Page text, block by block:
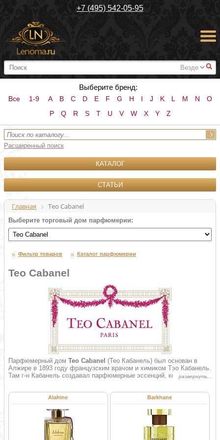
+7 (495) 542-05-95
#
Выберите бренд:
Все 1-9 A B C D E F G H I J K L M N
O
P
Q R S T U V W X Y Z
Расширенный поиск
КАТАЛОГ
СТАТЬИ
Главная Teo Cabanel
Выберите торговый дом парфюмерии:
Фильтр товаров Каталог парфюмерии
Teo Cabanel
Парфюмерный дом Teo Cabanel (Тео Кабанель) был основан в
Алжире в 1893 году французским врачом и химиком Тэо Кабанель.
Там г-н Кабанель создавал парфюмерные эссенций, которые
отвечало требованиям моды, так и в качестве составляющих таких
популярных одеколонов, как Demoiselle de Paris, Frina, Yasmina и
поставкой сырья для производства парфюмерии. Популярность
парфюмера из французской колонии в скорости долетела до
столицы Франции, где снискала небывалый успех. Господин
Кабанель решил перевезти свой парфюмерный дом в Париж.
Alahine Barkhane